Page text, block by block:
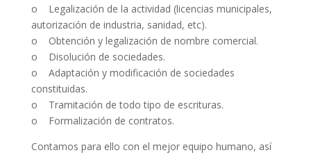
o Legalización de la actividad (licencias municipales,
autorización de industria, sanidad, etc).
o Obtención y legalización de nombre comercial.
o Disolución de sociedades.
o Adaptación y modificación de sociedades
constituidas.
o Tramitación de todo tipo de escrituras.
o Formalización de contratos.
Contamos para ello con el mejor equipo humano, así